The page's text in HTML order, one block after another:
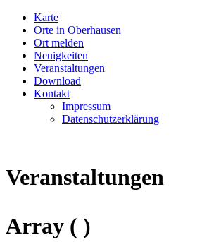
Karte
Orte in Oberhausen
Ort melden
Neuigkeiten
Veranstaltungen
Download
Kontakt
Impressum
Datenschutzerklärung
Veranstaltungen
Array ( )